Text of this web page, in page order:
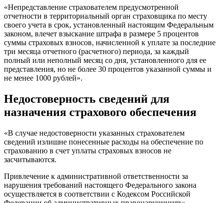
«Непредставление страхователем предусмотренной
отчетности в территориальный орган страховщика по месту
своего учета в срок, установленный настоящим Федеральным
законом, влечет взыскание штрафа в размере 5 процентов
суммы страховых взносов, начисленной к уплате за последние
три месяца отчетного (расчетного) периода, за каждый
полный или неполный месяц со дня, установленного для ее
представления, но не более 30 процентов указанной суммы и
не менее 1000 рублей».
Недостоверность сведений для
назначения страхового обеспечения
«В случае недостоверности указанных страхователем
сведений излишне понесенные расходы на обеспечение по
страхованию в счет уплаты страховых взносов не
засчитываются.
Привлечение к административной ответственности за
нарушения требований настоящего Федерального закона
осуществляется в соответствии с Кодексом Российской